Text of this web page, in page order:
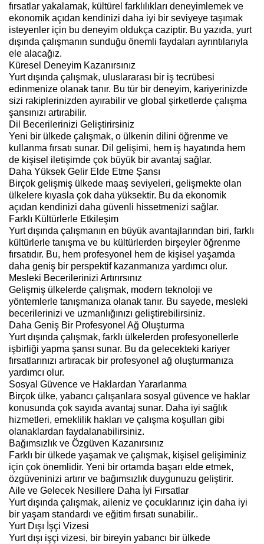
fırsatlar yakalamak, kültürel farklılıkları deneyimlemek ve
ekonomik açıdan kendinizi daha iyi bir seviyeye taşımak
isteyenler için bu deneyim oldukça caziptir. Bu yazıda, yurt
dışında çalışmanın sunduğu önemli faydaları ayrıntılarıyla
ele alacağız.
Küresel Deneyim Kazanırsınız
Yurt dışında çalışmak, uluslararası bir iş tecrübesi
edinmenize olanak tanır. Bu tür bir deneyim, kariyerinizde
sizi rakiplerinizden ayırabilir ve global şirketlerde çalışma
şansınızı artırabilir.
Dil Becerilerinizi Geliştirirsiniz
Yeni bir ülkede çalışmak, o ülkenin dilini öğrenme ve
kullanma fırsatı sunar. Dil gelişimi, hem iş hayatında hem
de kişisel iletişimde çok büyük bir avantaj sağlar.
Daha Yüksek Gelir Elde Etme Şansı
Birçok gelişmiş ülkede maaş seviyeleri, gelişmekte olan
ülkelere kıyasla çok daha yüksektir. Bu da ekonomik
açıdan kendinizi daha güvenli hissetmenizi sağlar.
Farklı Kültürlerle Etkileşim
Yurt dışında çalışmanın en büyük avantajlarından biri, farklı
kültürlerle tanışma ve bu kültürlerden birşeyler öğrenme
fırsatıdır. Bu, hem profesyonel hem de kişisel yaşamda
daha geniş bir perspektif kazanmanıza yardımcı olur.
Mesleki Becerilerinizi Artırırsınız
Gelişmiş ülkelerde çalışmak, modern teknoloji ve
yöntemlerle tanışmanıza olanak tanır. Bu sayede, mesleki
becerilerinizi ve uzmanlığınızı geliştirebilirsiniz.
Daha Geniş Bir Profesyonel Ağ Oluşturma
Yurt dışında çalışmak, farklı ülkelerden profesyonellerle
işbirliği yapma şansı sunar. Bu da gelecekteki kariyer
fırsatlarınızı artıracak bir profesyonel ağ oluşturmanıza
yardımcı olur.
Sosyal Güvence ve Haklardan Yararlanma
Birçok ülke, yabancı çalışanlara sosyal güvence ve haklar
konusunda çok sayıda avantaj sunar. Daha iyi sağlık
hizmetleri, emeklilik hakları ve çalışma koşulları gibi
olanaklardan faydalanabilirsiniz.
Bağımsızlık ve Özgüven Kazanırsınız
Farklı bir ülkede yaşamak ve çalışmak, kişisel gelişiminiz
için çok önemlidir. Yeni bir ortamda başarı elde etmek,
özgüveninizi artırır ve bağımsızlık duygunuzu geliştirir.
Aile ve Gelecek Nesillere Daha İyi Fırsatlar
Yurt dışında çalışmak, aileniz ve çocuklarınız için daha iyi
bir yaşam standardı ve eğitim fırsatı sunabilir..
Yurt Dışı İşçi Vizesi
Yurt dışı işçi vizesi, bir bireyin yabancı bir ülkede